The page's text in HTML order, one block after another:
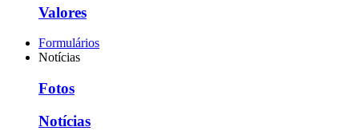
Valores
Formulários
Notícias
Fotos
Notícias